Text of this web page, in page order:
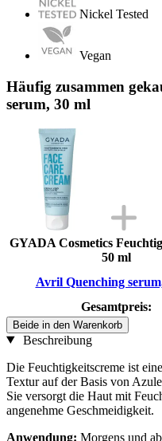
Nickel Tested
Vegan
Häufig zusammen
serum, 30 ml
GYADA Cosmetics
50 ml
Avril Quenching
Gesamtpreis:
Beide in den Warenkorb
Beschreibung
Die Feuchtigkeitscreme ist
Textur auf der Basis von
Sie versorgt die Haut mit
angenehme Geschmeidigkeit.
Anwendung: Morgens und